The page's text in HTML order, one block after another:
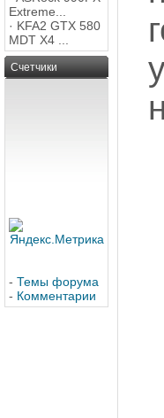
Extreme...
· KFA2 GTX 580
MDT X4 ...
Счетчики
- Темы форума
- Комментарии